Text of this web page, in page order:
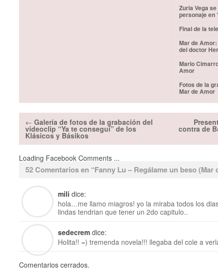
Zuria Vega
personaje en
Final de la
Mar de
del doctor
Mario
Amor
Fotos de la
Mar de Amor
← Galería de fotos de la grabación del
videoclip “Ya te conseguí” de los
Klásicos y Básikos
contra de
Loading Facebook Comments ...
52 Comentarios en “Fanny Lu – Regálame un beso (Mar
mili dice:
hola…me llamo miagros! yo la miraba todos los
lindas tendrian que tener un 2do capitulo..
sedecrem dice:
Holita!! =) tremenda novela!!! llegaba del cole a
Comentarios cerrados.